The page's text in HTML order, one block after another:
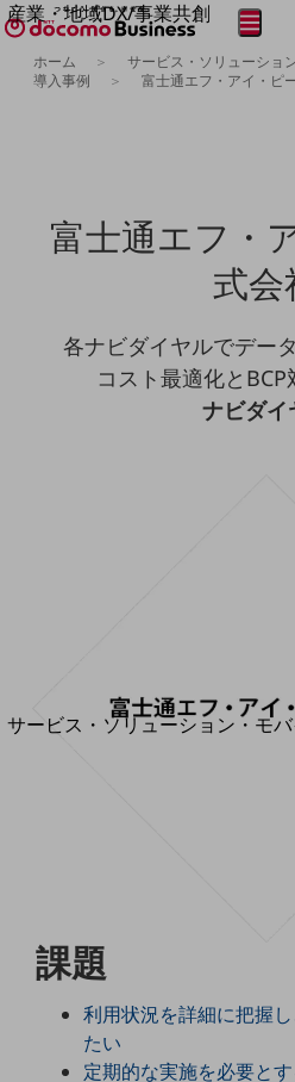
産業・地域DX/事業共創
OPEN HUB for Plural Futures
自律・分散・協調型社会の実現を目指し、
Smart World
産業・地域DXプラットフォーマーとして
企業と地域が持続成長する社会を目指します
Smart Education
Smart Healthcare
Smart Industry
サービス・ソリューション・モ
クラウド・データセンター
セキュリティ
メニ
開く
フリーワードでNTTドコモビジネスの
ホーム サービス・ソリューショ
導入事例
富士通エフ・アイ・ピ
富士通エフ・
式会
各ナビダイヤルでデー
コスト最適化と
ナビダイ
課題
利用状況を詳細に把握
たい
定期的な実施を必要と